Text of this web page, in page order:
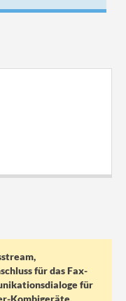
für das Fax-
für